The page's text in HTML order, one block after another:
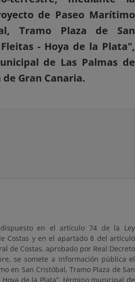
de Paseo Marítimo
Tramo Plaza de San
- Hoya de la Plata",
de Las Palmas de
Gran Canaria.
en el artículo 74 de la Ley
Costas y en el apartado 8 del artículo
de Costas, aprobado por Real Decreto
se somete a información pública el
en San Cristóbal, Tramo Plaza de San
de la Plata”, término municipal de